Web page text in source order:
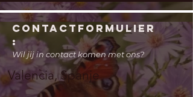
28/6/2021
‘Eerlijkheid’
contactFORMULIER
:
Wil jij in contact komen met ons?
Valencia, Spanje​​